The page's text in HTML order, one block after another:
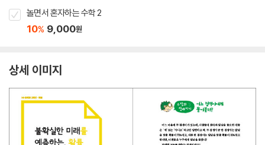
놀면서 혼자하는 수학 2
10% 9,000원
상세 이미지